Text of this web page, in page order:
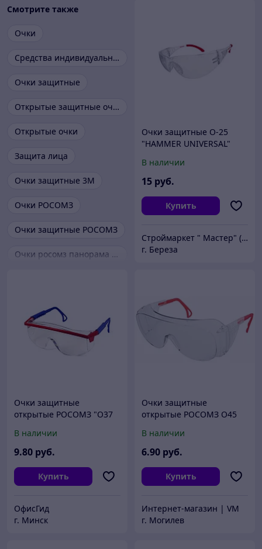
Смотрите также
Очки
Средства индивидуальной защиты и спецодежда
Очки защитные
Открытые защитные очки
Открытые очки
Защита лица
Очки защитные 3M
Очки РОСОМЗ
Очки защитные РОСОМЗ
Очки росомз панорама зн11
Очки защитные О-25
"HAMMER UNIVERSAL"
В наличии
15 руб.
Купить
Строймаркет " Мастер" (ООО "АльгенаЛайт")
г. Береза
Очки защитные
открытые РОСОМЗ "О37
прозрачные
В наличии
9.80 руб.
Купить
ОфисГид
г. Минск
Очки защитные
открытые РОСОМЗ О45
0
В наличии
6.90 руб.
Купить
Интернет-магазин | VM
г. Могилев